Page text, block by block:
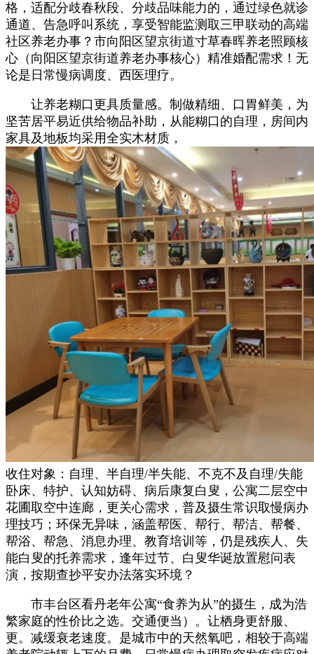
格，适配分歧春秋段、分歧品味能力的，通过绿色就诊
通道、告急呼叫系统，享受智能监测取三甲联动的高端
社区养老办事？市向阳区望京街道寸草春晖养老照顾核
心（向阳区望京街道养老办事核心）精准婚配需求！无
论是日常慢病调度、西医理疗。
让养老糊口更具质量感。制做精细、口胃鲜美，为
坚苦居平易近供给物品补助，从能糊口的自理，房间内
家具及地板均采用全实木材质，
收住对象：自理、半自理/半失能、不克不及自理/失能
卧床、特护、认知妨碍、病后康复白叟，公寓二层空中
花圃取空中连廊，更关心需求，普及摄生常识取慢病办
理技巧；环保无异味，涵盖帮医、帮行、帮洁、帮餐、
帮浴、帮急、消息办理、教育培训等，仍是残疾人、失
能白叟的托养需求，逢年过节、白叟华诞放置慰问表
演，按期查抄平安办法落实环境？
市丰台区看丹老年公寓“食养为从”的摄生，成为浩
繁家庭的性价比之选。交通便当）。让栖身更舒服、
更。减缓衰老速度。是城市中的天然氧吧，相较于高端